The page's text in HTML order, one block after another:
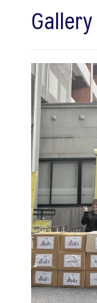
Gallery